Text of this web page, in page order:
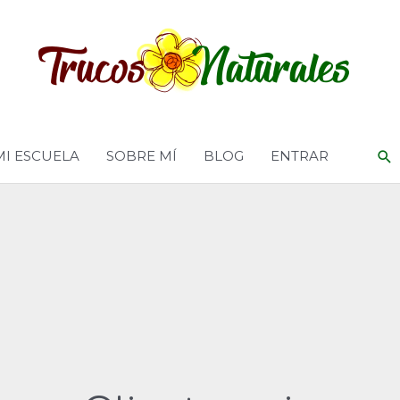
ESCUELA SOBRE MÍ BLOG ENTRAR